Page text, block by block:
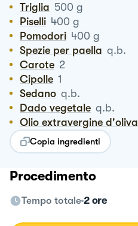
Triglia 500 g
Piselli 400 g
Pomodori 400 g
Spezie per paella q.b.
Carote 2
Cipolle 1
Sedano q.b.
Dado vegetale q.b.
Olio extravergine d'oliva
Copia ingredienti
Procedimento
Tempo totale 2 ore